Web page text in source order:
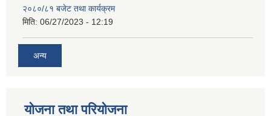
२०८०/८१ बजेट तथा कार्यक्रम
मिति: 06/27/2023 - 12:19
अन्य
योजना तथा परियोजना